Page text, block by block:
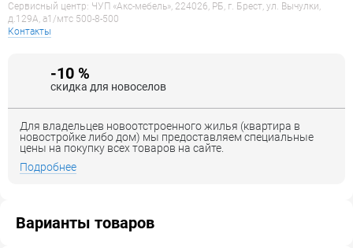
Сервисный центр: ЧУП «Акс-мебель», 224026, РБ, г. Брест, ул. Вычулки,
д.129А, a1/мтс 500-8-500
Контакты
-10 %
скидка для новоселов
Для владельцев новоотстроенного жилья (квартира в
новостройке либо дом) мы предоставляем специальные
цены на покупку всех товаров на сайте.
Подробнее
Варианты товаров